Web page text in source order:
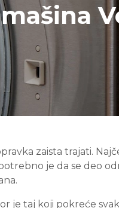
zaista trajati.
je da se deo
je taj koji pokreće